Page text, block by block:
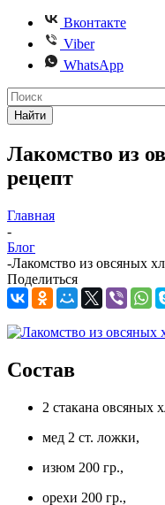
Вконтакте
Viber
WhatsApp
Найти
Лакомство из
рецепт
Главная
-
Блог
-Лакомство из овсяных
Поделиться
Состав
2 стакана овсяных
мед 2 ст. ложки,
изюм 200 гр.,
орехи 200 гр.,